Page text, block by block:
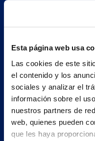
Esta página web usa
Las cookies de este
el contenido y los
sociales y analizar el
información sobre el
nuestros partners de
web, quienes pueden
que les haya